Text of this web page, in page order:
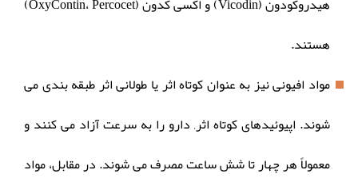
هستند.
مواد افیونی نیز به عنوان کوتاه اثر یا طولانی اثر طبقه بندی می
شوند. اپیوئیدهای کوتاه اثر, دارو را به سرعت آزاد می کنند و
معمولاً هر چهار تا شش ساعت مصرف می شوند. در مقابل، مواد